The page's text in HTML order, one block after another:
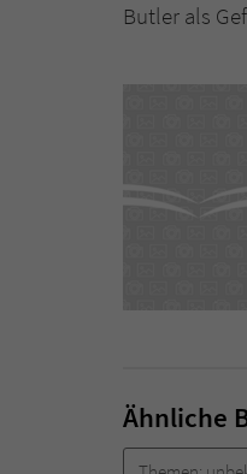
Butler als
Ähnliche